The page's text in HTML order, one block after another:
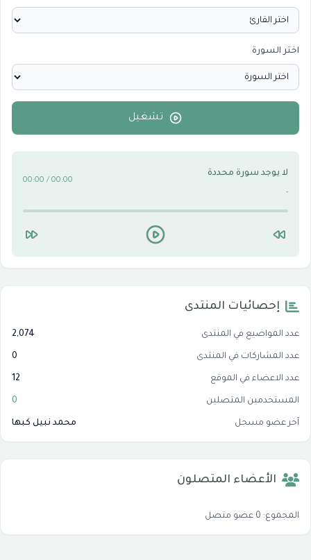
الدروس والخطب
الأقسام التقنية للكمبيوتر والنترنت 0
اختر السورة
تشغيل
لا يوجد سورة محددة
-
00:00 / 00:00
إحصائيات المنتدى
عدد المواضيع في المنتدى 2,074
عدد المشاركات في المنتدى 0
عدد الاعضاء في الموقع 12
المستخدمين المتصلين 0
آخر عضو مسجل محمد نبيل كبها
الأعضاء المتصلون
المجموع: 0 عضو متصل